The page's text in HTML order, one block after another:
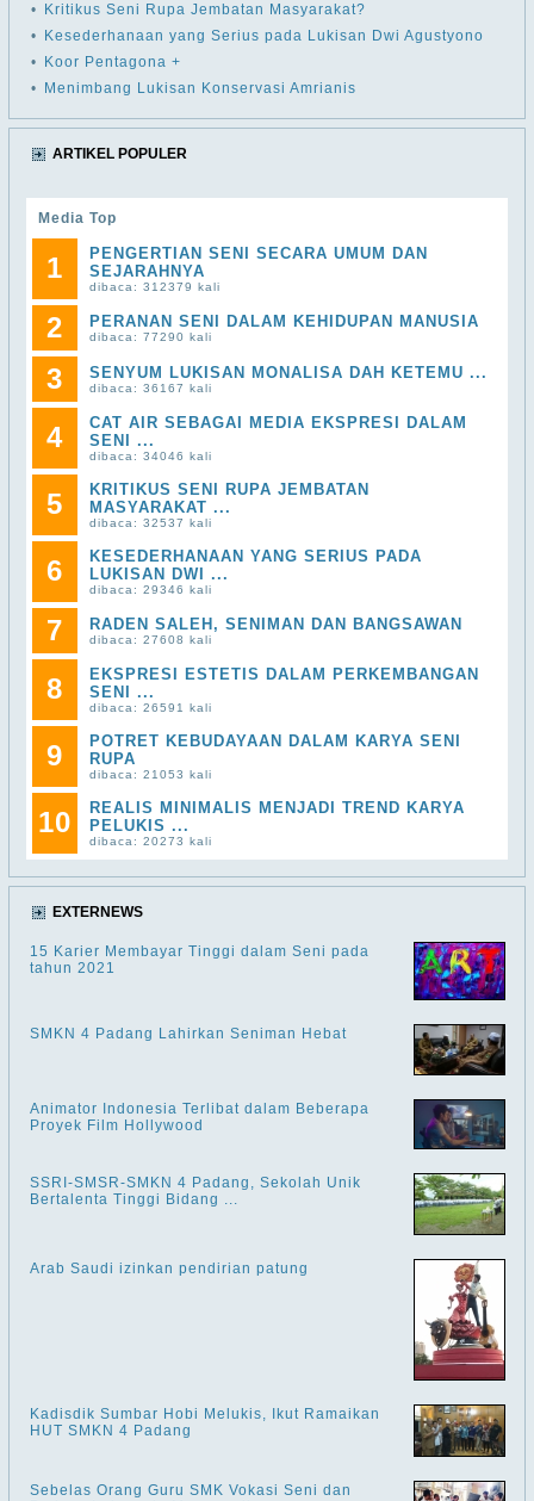
•
Kritikus Seni Rupa Jembatan Masyarakat?
•
Kesederhanaan yang Serius pada Lukisan Dwi Agustyono
•
Koor Pentagona +
•
Menimbang Lukisan Konservasi Amrianis
ARTIKEL POPULER
Media Top
1
PENGERTIAN SENI SECARA UMUM DAN
SEJARAHNYA
dibaca: 312379 kali
2 PERANAN SENI DALAM KEHIDUPAN MANUSIA
dibaca: 77290 kali
3 SENYUM LUKISAN MONALISA DAH KETEMU ...
dibaca: 36167 kali
4
CAT AIR SEBAGAI MEDIA EKSPRESI DALAM
SENI ...
dibaca: 34046 kali
5
KRITIKUS SENI RUPA JEMBATAN
MASYARAKAT ...
dibaca: 32537 kali
6
KESEDERHANAAN YANG SERIUS PADA
LUKISAN DWI ...
dibaca: 29346 kali
7 RADEN SALEH, SENIMAN DAN BANGSAWAN
dibaca: 27608 kali
8
EKSPRESI ESTETIS DALAM PERKEMBANGAN
SENI ...
dibaca: 26591 kali
9
POTRET KEBUDAYAAN DALAM KARYA SENI
RUPA
dibaca: 21053 kali
10
REALIS MINIMALIS MENJADI TREND KARYA
PELUKIS ...
dibaca: 20273 kali
EXTERNEWS
15 Karier Membayar Tinggi dalam Seni pada
tahun 2021
SMKN 4 Padang Lahirkan Seniman Hebat
Animator Indonesia Terlibat dalam Beberapa
Proyek Film Hollywood
SSRI-SMSR-SMKN 4 Padang, Sekolah Unik
Bertalenta Tinggi Bidang ...
Arab Saudi izinkan pendirian patung
Kadisdik Sumbar Hobi Melukis, Ikut Ramaikan
HUT SMKN 4 Padang
Sebelas Orang Guru SMK Vokasi Seni dan